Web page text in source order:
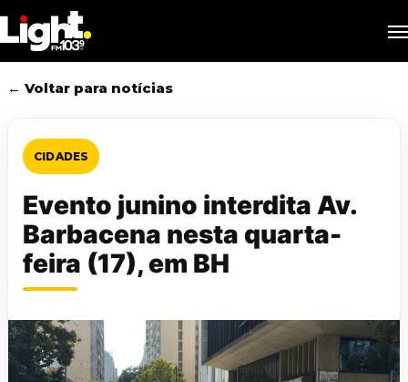
to
main
content
← Voltar para notícias
CIDADES
Evento junino interdita Av.
Barbacena nesta quarta-
feira (17), em BH